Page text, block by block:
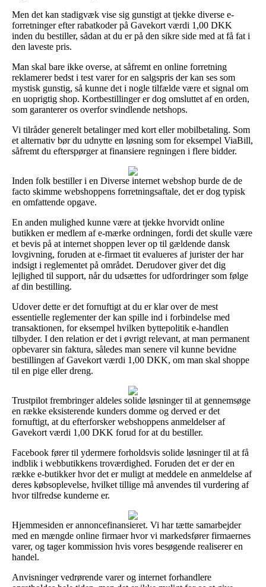
Men det kan stadigvæk vise sig gunstigt at tjekke diverse e-
forretninger efter rabatkoder på Gavekort værdi 1,00 DKK
inden du bestiller, sådan at du er på den sikre side med at få fat i
den laveste pris.
Man skal bare ikke overse, at såfremt en online forretning
reklamerer bedst i test varer for en salgspris der kan ses som
mystisk gunstig, så kunne det i nogle tilfælde være et signal om
en uoprigtig shop. Kortbestillinger er dog omsluttet af en orden,
som garanterer os overfor svindlende netshops.
Vi tilråder generelt betalinger med kort eller mobilbetaling. Som
et alternativ bør du udnytte en løsning som for eksempel ViaBill,
såfremt du efterspørger at finansiere regningen i flere bidder.
Inden folk bestiller i en Diverse internet webshop burde de de
facto skimme webshoppens forretningsaftale, det er dog typisk
en omfattende opgave.
En anden mulighed kunne være at tjekke hvorvidt online
butikken er medlem af e-mærke ordningen, fordi det skulle være
et bevis på at internet shoppen lever op til gældende dansk
lovgivning, foruden at e-firmaet tit evalueres af jurister der har
indsigt i reglementet på området. Derudover giver det dig
lejlighed til support, når du udsættes for udfordringer som følge
af din bestilling.
Udover dette er det fornuftigt at du er klar over de mest
essentielle reglementer der kan spille ind i forbindelse med
transaktionen, for eksempel hvilken byttepolitik e-handlen
tilbyder. I den relation er det i øvrigt relevant, at man permanent
opbevarer sin faktura, således man senere vil kunne bevidne
bestillingen af Gavekort værdi 1,00 DKK, om man skal shoppe
til en pige eller dreng.
Trustpilot frembringer aldeles solide løsninger til at gennemsøge
en række eksisterende kunders domme og derved er det
fornuftigt, at du efterforsker webshoppens anmeldelser af
Gavekort værdi 1,00 DKK forud for at du bestiller.
Facebook fører til ydermere forholdsvis solide løsninger til at få
indblik i webbutikkens troværdighed. Foruden det er der en
række e-butikker hvor det er muligt at meddele en anmeldelse af
deres købsoplevelse, hvilket tillige må anvendes til vurdering af
hvor tilfredse kunderne er.
Hjemmesiden er annoncefinansieret. Vi har tætte samarbejder
med en mængde online firmaer hvor vi markedsfører firmaernes
varer, og tager kommission hvis vores besøgende realiserer en
handel.
Anvisninger vedrørende varer og internet forhandlere